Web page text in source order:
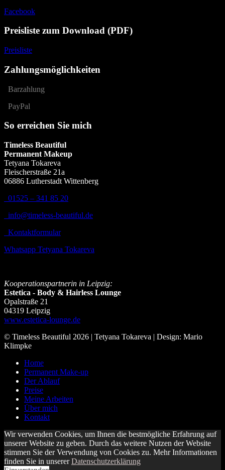
Facebook
Preisliste zum Download (PDF)
Preisliste
Zahlungsmöglichkeiten
Barzahlung
PayPal
So erreichen Sie mich
Timeless Beautiful
Permanent Makeup
Tetyana Tokareva
Fleischerstraße 21a
06886 Lutherstadt Wittenberg
01525 – 341 85 20
info@timeless-beautiful.de
Kontaktformular
Whatsapp Tetyana Tokareva
Kooperationspartnerin in Leipzig:
Estetica - Body & Hairless Lounge
Opalstraße 21
04319 Leipzig
www.estetica-lounge.de
© Timeless Beautiful 2026 | Tetyana Tokareva | Design: Mario
Klimpke
Home
Permanent Make-up
Der Ablauf
Preise
Meine Arbeiten
Über mich
Kontakt
Wir verwenden Cookies, um Ihnen die bestmögliche Erfahrung auf
unserer Website zu geben. Durch das weitere Nutzen der Website
stimmen Sie der Verwendung von Cookies zu. Mehr Informationen
finden Sie in unsererDatenschutzerklärung